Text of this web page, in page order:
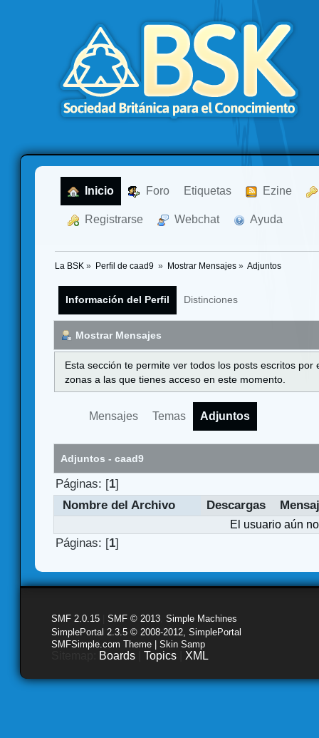
Inicio Foro Etiquetas Ezine
Registrarse Webchat Ayuda
La BSK » Perfil de caad9 » Mostrar Mensajes» Adjuntos
Información del Perfil Distinciones
Mostrar Mensajes
Esta sección te permite ver todos los posts escritos
zonas a las que tienes acceso en este momento.
Mensajes Temas Adjuntos
Adjuntos - caad9
Páginas: [1]
Nombre del Archivo
Descargas
El usuario aún
Páginas: [1]
SMF 2.0.15 SMF © 2013 Simple Machines
SimplePortal 2.3.5 © 2008-2012, SimplePortal
SMFSimple.com Theme | Skin Samp
Boards Topics XML